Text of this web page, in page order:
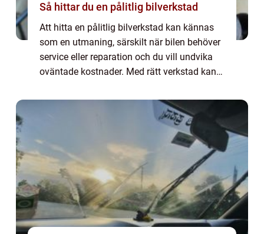
Så hittar du en pålitlig bilverkstad
Att hitta en pålitlig bilverkstad kan kännas
som en utmaning, särskilt när bilen behöver
service eller reparation och du vill undvika
oväntade kostnader. Med rätt verkstad kan